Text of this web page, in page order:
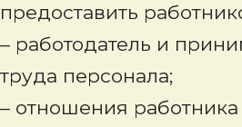
предоставить
– работодатель и
труда персонала;
– отношения